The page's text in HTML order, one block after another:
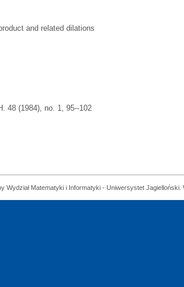
and related dilations
48 (1984), no. 1, 95--102
Wydział Matematyki i Informatyki - Uniwersystet